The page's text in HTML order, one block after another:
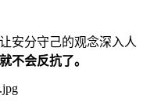
安分守己的观念深入人
不会反抗了。